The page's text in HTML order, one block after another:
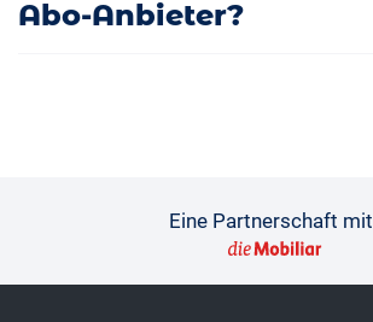
Abo-Anbieter?
Eine Partnerschaft mit